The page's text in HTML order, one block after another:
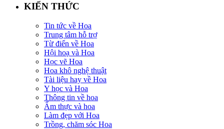
KIẾN THỨC
Tin tức về Hoa
Trung tâm hỗ trợ
Từ điển về Hoa
Hội hoạ và Hoa
Học vẽ Hoa
Hoa khô nghệ thuật
Tài liệu hay về Hoa
Y học và Hoa
Thông tin về hoa
Ẩm thực và hoa
Làm đẹp với Hoa
Trồng, chăm sóc Hoa